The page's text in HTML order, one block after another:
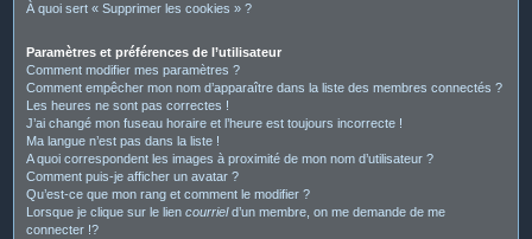
À quoi sert « Supprimer les cookies » ?
Paramètres et préférences de l’utilisateur
Comment modifier mes paramètres ?
Comment empêcher mon nom d’apparaître dans la liste des membres connectés ?
Les heures ne sont pas correctes !
J’ai changé mon fuseau horaire et l’heure est toujours incorrecte !
Ma langue n’est pas dans la liste !
A quoi correspondent les images à proximité de mon nom d’utilisateur ?
Comment puis-je afficher un avatar ?
Qu’est-ce que mon rang et comment le modifier ?
Lorsque je clique sur le lien courrield’un membre, on me demande de me
connecter !?